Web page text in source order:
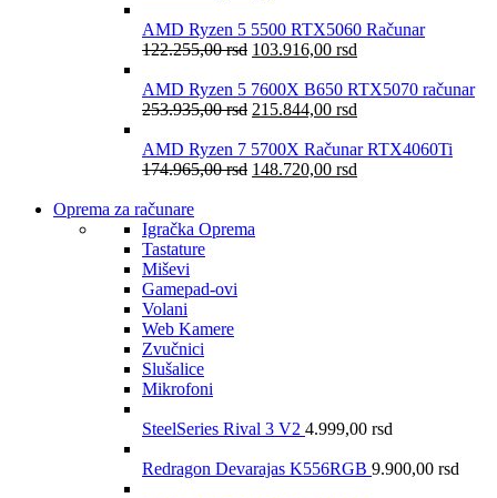
AMD Ryzen 5 5500 RTX5060 Računar
122.255,00rsd 103.916,00 rsd
AMD Ryzen 5 7600X B650 RTX5070 računar
253.935,00rsd 215.844,00 rsd
AMD Ryzen 7 5700X Računar RTX4060Ti
174.965,00rsd 148.720,00 rsd
Oprema za računare
Igračka Oprema
Tastature
Miševi
Gamepad-ovi
Volani
Web Kamere
Zvučnici
Slušalice
Mikrofoni
SteelSeries Rival 3 V2 4.999,00 rsd
Redragon Devarajas K556RGB 9.900,00 rsd